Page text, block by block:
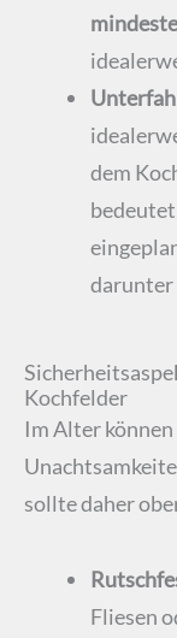
dem
darunter
Kochfelder
Im Alter
sollte daher
Fliesen